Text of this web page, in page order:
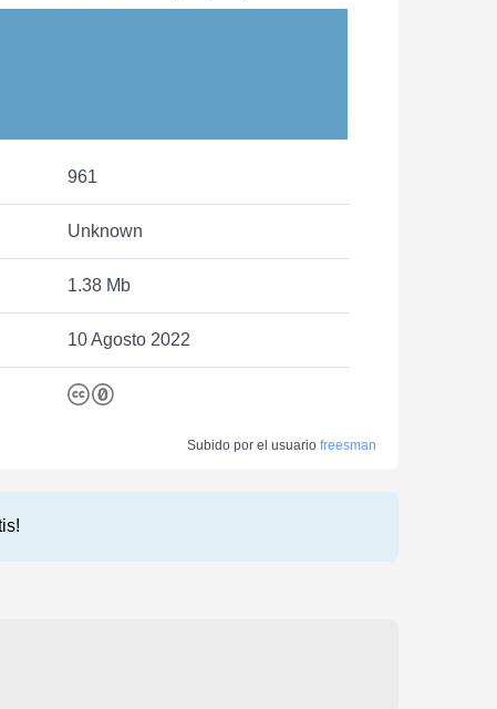
961
Unknown
1.38 Mb
10 Agosto 2022
Subido por el usuario freesman